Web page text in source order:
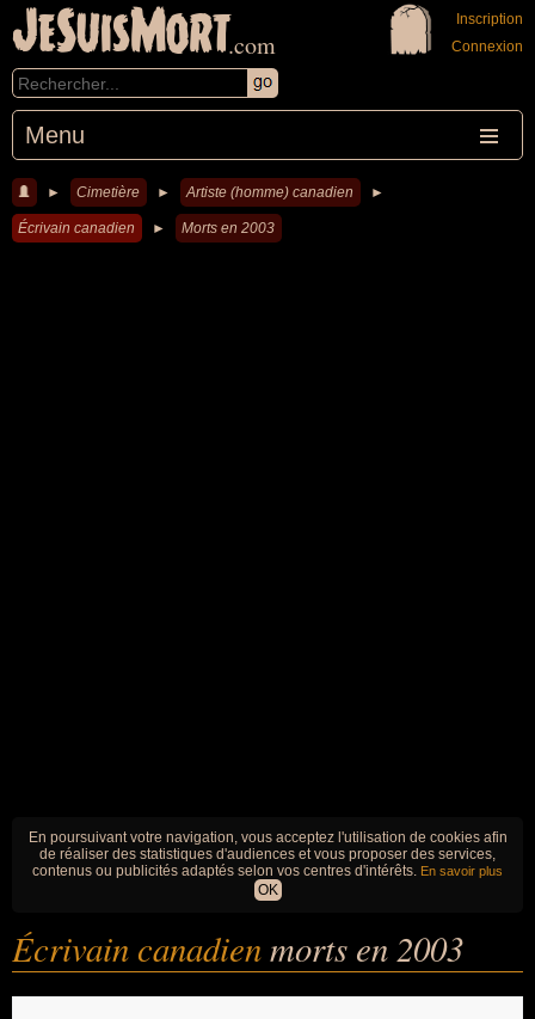
JeSuisMort.com
Menu
Inscription
Connexion
► Cimetière ► Artiste (homme) canadien ►
Écrivain canadien ► Morts en 2003
En poursuivant votre navigation, vous acceptez l'utilisation de cookies afin
de réaliser des statistiques d'audiences et vous proposer des services,
contenus ou publicités adaptés selon vos centres d'intérêts. En savoir plus
OK
Écrivain canadienmorts en 2003